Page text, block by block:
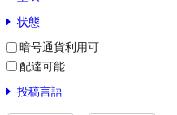
状態
暗号通貨利用可
配達可能
投稿言語